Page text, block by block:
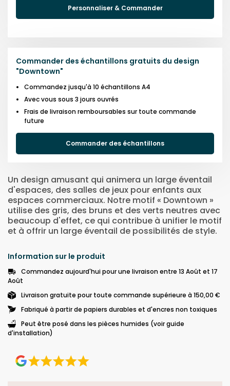
Personnaliser & Commander
Commander des échantillons gratuits du design
"Downtown"
Commandez jusqu'à 10 échantillons A4
Avec vous sous 3 jours ouvrés
Frais de livraison remboursables sur toute commande
future
Commander des échantillons
Un design amusant qui animera un large éventail
d'espaces, des salles de jeux pour enfants aux
espaces commerciaux. Notre motif « Downtown »
utilise des gris, des bruns et des verts neutres avec
beaucoup d'effet, ce qui contribue à unifier le motif
et à offrir un large éventail de possibilités de style.
Information sur le produit
Commandez aujourd'hui pour une livraison entre 13 Août et 17
Août
Livraison gratuite pour toute commande supérieure à 150,00 €
Fabriqué à partir de papiers durables et d'encres non toxiques
Peut être posé dans les pièces humides (voir guide
d'installation)